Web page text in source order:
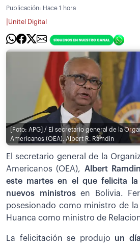
Publicación: Hace 1 hora
Unitel Digital
[Foto: APG] / El secretario general de la
Americanos (OEA), Albert R. Ramdin
El secretario general de la
Americanos (OEA), Albert
este martes en el que felicita
nuevos ministrosen Bolivia.
posesionado como ministro de
Huanca como ministro de
La felicitación se produjo un